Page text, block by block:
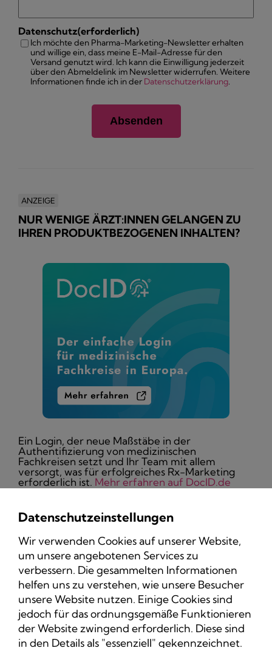
Datenschutz(erforderlich)
Ich möchte den Pharma-Marketing-Newsletter erhalten
und willige ein, dass meine E-Mail-Adresse für den
Versand genutzt wird. Ich kann die Einwilligung jederzeit
über den Abmeldelink im Newsletter widerrufen. Weitere
Informationen finde ich in der Datenschutzerklärung
ANZEIGE
NUR WENIGE ÄRZT:INNEN GELANGEN ZU
IHREN PRODUKTBEZOGENEN INHALTEN?
Ein Login, der neue Maßstäbe in der
Authentifizierung von medizinischen
Fachkreisen setzt und Ihr Team mit allem
versorgt, was für erfolgreiches Rx-Marketing
erforderlich ist. Mehr erfahren auf DocID.de
Datenschutz
Impressum
Datenschutzeinstellungen
Wir verwenden Cookies auf unserer Website,
um unsere angebotenen Services zu
verbessern. Die gesammelten Informationen
helfen uns zu verstehen, wie unsere Besucher
unsere Website nutzen. Einige Cookies sind
jedoch für das ordnungsgemäße Funktionieren
der Website zwingend erforderlich. Diese sind
in den Details als "essenziell" gekennzeichnet.